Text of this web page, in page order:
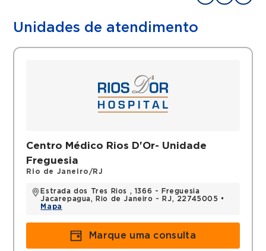
Unidades de atendimento
Centro Médico Rios D'Or- Unidade
Freguesia
Rio de Janeiro/RJ
Estrada dos Tres Rios , 1366 - Freguesia
Jacarepagua, Rio de Janeiro - RJ, 22745005 •
Mapa
Marque uma consulta